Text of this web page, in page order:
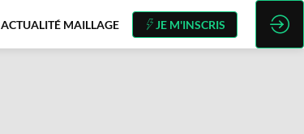
ACTUALITÉ MAILLAGE JE M'INSCRIS